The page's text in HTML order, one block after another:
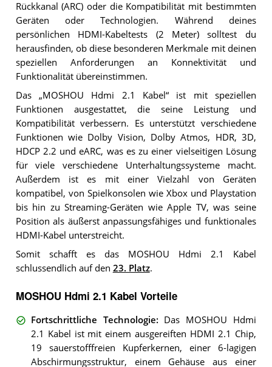
Rückkanal (ARC) oder die Kompatibilität mit bestimmten
Geräten oder Technologien. Während deines
persönlichen HDMI-Kabeltests (2 Meter) solltest du
herausfinden, ob diese besonderen Merkmale mit deinen
speziellen Anforderungen an Konnektivität und
Funktionalität übereinstimmen.
Das „MOSHOU Hdmi 2.1 Kabel“ ist mit speziellen
Funktionen ausgestattet, die seine Leistung und
Kompatibilität verbessern. Es unterstützt verschiedene
Funktionen wie Dolby Vision, Dolby Atmos, HDR, 3D,
HDCP 2.2 und eARC, was es zu einer vielseitigen Lösung
für viele verschiedene Unterhaltungssysteme macht.
Außerdem ist es mit einer Vielzahl von Geräten
kompatibel, von Spielkonsolen wie Xbox und Playstation
bis hin zu Streaming-Geräten wie Apple TV, was seine
Position als äußerst anpassungsfähiges und funktionales
HDMI-Kabel unterstreicht.
Somit schafft es das MOSHOU Hdmi 2.1 Kabel
schlussendlich auf den 23. Platz.
MOSHOU Hdmi 2.1 Kabel Vorteile
Fortschrittliche Technologie: Das MOSHOU Hdmi
2.1 Kabel ist mit einem ausgereiften HDMI 2.1 Chip,
19 sauerstofffreien Kupferkernen, einer 6-lagigen
Abschirmungsstruktur, einem Gehäuse aus einer